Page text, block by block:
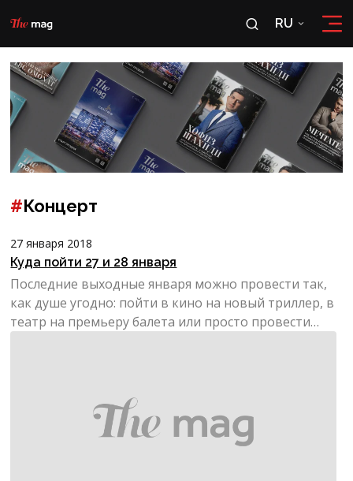
RU
RU
OʻZ
#Концерт
27 января 2018
Куда пойти 27 и 28 января
Последние выходные января можно провести так,
как душе угодно: пойти в кино на новый триллер, в
театр на премьеру балета или просто провести